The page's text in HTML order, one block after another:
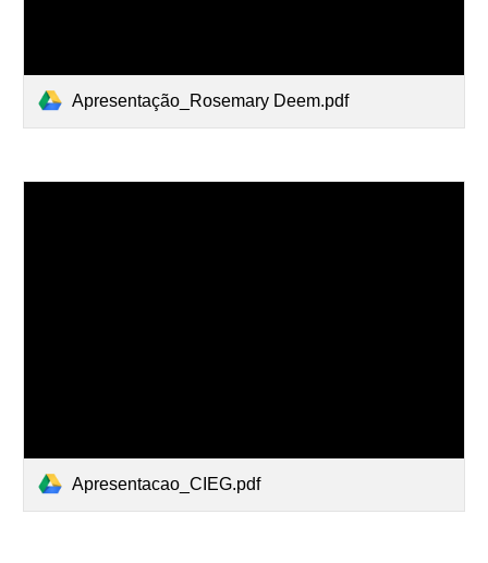
Apresentação_Rosemary Deem.pdf
Apresentacao_CIEG.pdf